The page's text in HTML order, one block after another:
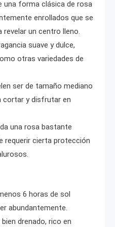
una forma clásica de rosa
enrollados que se
revelar un centro lleno.
suave y dulce,
otras variedades de
ser de tamaño mediano
cortar y disfrutar en
una rosa bastante
requerir cierta protección
6 horas de sol
abundantemente.
drenado, rico en